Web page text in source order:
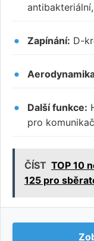
Zapínání: D-
Další funkce:
pro
ČÍST TOP 10
125 pro